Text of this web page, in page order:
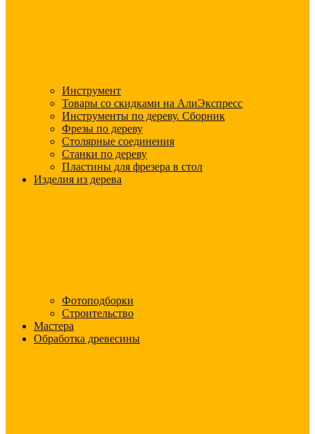
Инструмент
Товары со скидками на АлиЭкспресс
Инструменты по дереву. Сборник
Фрезы по дереву
Столярные соединения
Станки по дереву
Пластины для фрезера в стол
Изделия из дерева
Фотоподборки
Строительство
Мастера
Обработка древесины